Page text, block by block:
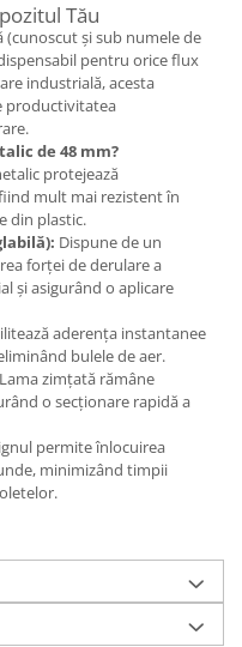
Tău
și sub numele de
pentru orice flux
industrială, acesta
productivitatea
de 48 mm?
protejează
mult mai rezistent în
din plastic.
Dispune de un
forței de derulare a
și asigurând o aplicare
aderența instantanee
bulele de aer.
Lama zimțată rămâne
o secționare rapidă a
permite înlocuirea
minimizând timpii